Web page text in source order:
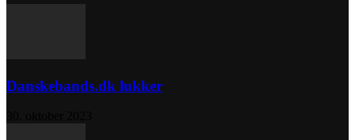
Danskebands.dk lukker